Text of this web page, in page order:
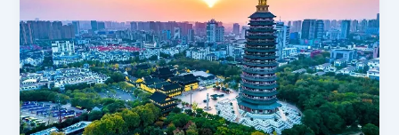
elle
l’immigration
?
Aperçu
des
politiques